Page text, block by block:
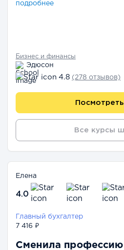
подробнее
Бизнес и финансы
Эдюсон
4.8 (278 отзывов)
Все курсы
Елена
4.0
Главный бухгалтер
7 416 ₽
Сменила профессию